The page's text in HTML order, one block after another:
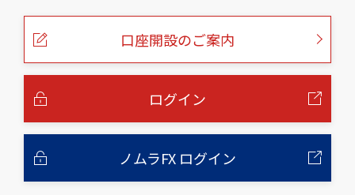
口座開設のご案内
ログイン
ノムラFX ログイン